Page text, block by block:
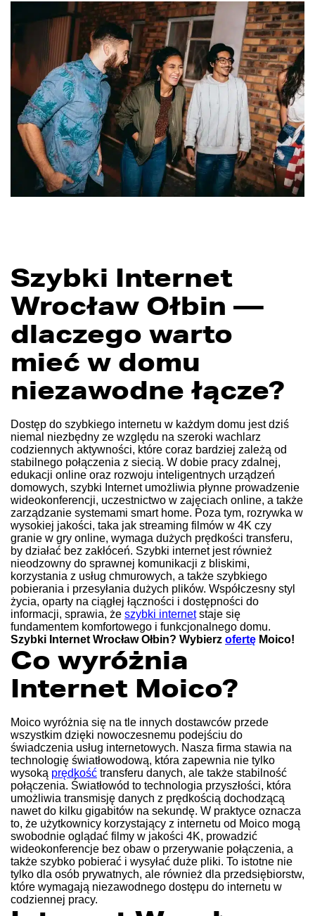
Szybki Internet
Wrocław Ołbin —
dlaczego warto
mieć w domu
niezawodne łącze?
Dostęp do szybkiego internetu w każdym domu jest dziś
niemal niezbędny ze względu na szeroki wachlarz
codziennych aktywności, które coraz bardziej zależą od
stabilnego połączenia z siecią. W dobie pracy zdalnej,
edukacji online oraz rozwoju inteligentnych urządzeń
domowych, szybki Internetumożliwia płynne prowadzenie
wideokonferencji, uczestnictwo w zajęciach online, a także
zarządzanie systemami smart home. Poza tym, rozrywka w
wysokiej jakości, taka jak streaming filmów w 4K czy
granie w gry online, wymaga dużych prędkości transferu,
by działać bez zakłóceń. Szybki internet jest również
nieodzowny do sprawnej komunikacji z bliskimi,
korzystania z usług chmurowych, a także szybkiego
pobierania i przesyłania dużych plików. Współczesny styl
życia, oparty na ciągłej łączności i dostępności do
informacji, sprawia, że szybki internetstaje się
fundamentem komfortowego i funkcjonalnego domu.
Szybki Internet Wrocław Ołbin? Wybierz ofertę Moico!
Co wyróżnia
Internet Moico?
Moico wyróżnia się na tle innych dostawców przede
wszystkim dzięki nowoczesnemu podejściu do
świadczenia usług internetowych. Nasza firma stawia na
technologię światłowodową, która zapewnia nie tylko
wysoką prędkość transferu danych, ale także stabilność
połączenia. Światłowód to technologia przyszłości, która
umożliwia transmisję danych z prędkością dochodzącą
nawet do kilku gigabitów na sekundę. W praktyce oznacza
to, że użytkownicy korzystający z internetu od Moico mogą
swobodnie oglądać filmy w jakości 4K, prowadzić
wideokonferencje bez obaw o przerywanie połączenia, a
także szybko pobierać i wysyłać duże pliki. To istotne nie
tylko dla osób prywatnych, ale również dla przedsiębiorstw,
które wymagają niezawodnego dostępu do internetu w
codziennej pracy.